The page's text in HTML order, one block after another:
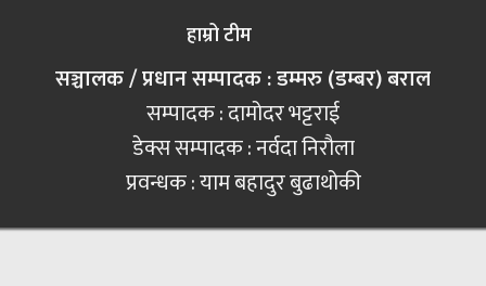
हाम्रो टीम
सञ्चालक / प्रधान सम्पादक : डम्मरु (डम्बर) बराल
सम्पादक : दामोदर भट्टराई
डेक्स सम्पादक : नर्वदा निरौला
प्रवन्धक : याम बहादुर बुढाथोकी